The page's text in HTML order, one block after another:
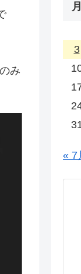
み
月
3
« 7